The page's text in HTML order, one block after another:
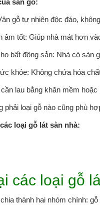
gỗ tự nhiên độc đáo,
âm tốt: Giúp nhà mát hơn
bất động sản: Nhà có sàn
khỏe: Không chứa hóa
lau bằng khăn mềm hoặc
phải loại gỗ nào cũng phù
loại gỗ lát sàn nhà:
các loại gỗ
thành hai nhóm chính: